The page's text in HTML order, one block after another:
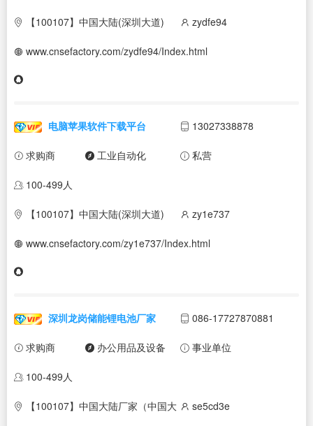
【100107】中国大陆(深圳大道) zydfe94
www.cnsefactory.com/zydfe94/Index.html
电脑苹果软件下载平台 13027338878
求购商 工业自动化 私营
100-499人
【100107】中国大陆(深圳大道) zy1e737
www.cnsefactory.com/zy1e737/Index.html
深圳龙岗储能锂电池厂家 086-17727870881
求购商 办公用品及设备 事业单位
100-499人
【100107】中国大陆厂家（中国大 se5cd3e